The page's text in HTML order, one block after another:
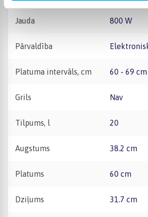
Jauda 800 W
Pārvaldība
Platuma intervāls, cm 60 - 69 cm
Grils Nav
Tilpums, l 20
Augstums 38.2 cm
Platums 60 cm
Dziļums 31.7 cm